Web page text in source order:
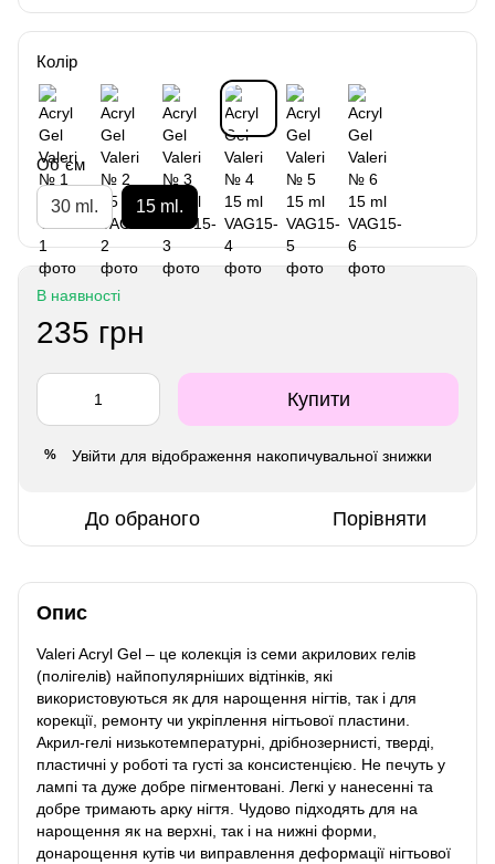
Колір
Об`єм
30 ml. 15 ml.
В наявності
235 грн
Купити
% Увійти для відображення накопичувальної знижки
До обраного Порівняти
Опис
Valeri Acryl Gel – це колекція із семи акрилових гелів
(полігелів) найпопулярніших відтінків, які
використовуються як для нарощення нігтів, так і для
корекції, ремонту чи укріплення нігтьової пластини.
Акрил-гелі низькотемпературні, дрібнозернисті, тверді,
пластичні у роботі та густі за консистенцією. Не печуть у
лампі та дуже добре пігментовані. Легкі у нанесенні та
добре тримають арку нігтя. Чудово підходять для на
нарощення як на верхні, так і на нижні форми,
донарощення кутів чи виправлення деформації нігтьової